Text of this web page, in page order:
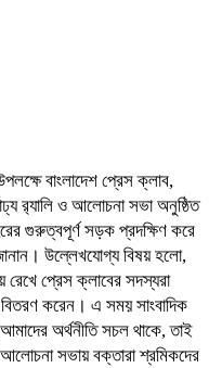
বাংলাদেশ প্রেস ক্লাব,
র‍্যালি ও আলোচনা সভা অনুষ্ঠিত
গুরুত্বপূর্ণ সড়ক প্রদক্ষিণ করে
উল্লেখযোগ্য বিষয় হলো,
রেখে প্রেস ক্লাবের সদস্যরা
বিতরণ করেন। এ সময় সাংবাদিক
অর্থনীতি সচল থাকে, তাই
সভায় বক্তারা শ্রমিকদের